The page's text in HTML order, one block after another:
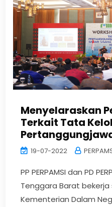
Menyelaraskan
Terkait Tata
19-07-2022
PP PERPAMSI dan PD
Tenggara Barat
Kementerian Dalam